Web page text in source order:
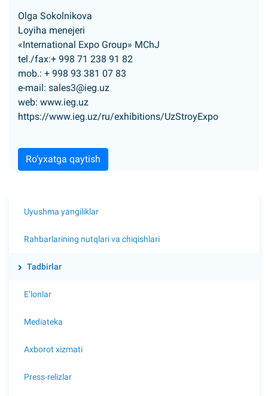
Olga Sokolnikova
Loyiha menejeri
«International Expo Group» MChJ
tеl./fax:+ 998 71 238 91 82
mob.: + 998 93 381 07 83
e-mail: sales3@ieg.uz
web: www.ieg.uz
https://www.ieg.uz/ru/exhibitions/UzStroyExpo
Ro’yxatga qaytish
Uyushma yangiliklar
Rahbarlarining nutqlari va chiqishlari
Tadbirlar
E’lonlar
Mediateka
Axborot xizmati
Press-relizlar